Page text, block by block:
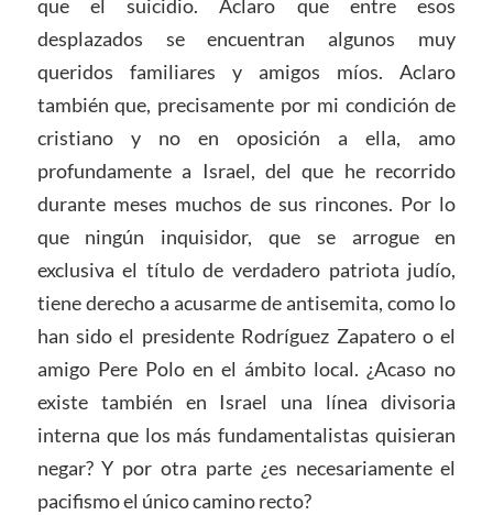
que el suicidio. Aclaro que entre esos
desplazados se encuentran algunos muy
queridos familiares y amigos míos. Aclaro
también que, precisamente por mi condición de
cristiano y no en oposición a ella, amo
profundamente a Israel, del que he recorrido
durante meses muchos de sus rincones. Por lo
que ningún inquisidor, que se arrogue en
exclusiva el título de verdadero patriota judío,
tiene derecho a acusarme de antisemita, como lo
han sido el presidente Rodríguez Zapatero o el
amigo Pere Polo en el ámbito local. ¿Acaso no
existe también en Israel una línea divisoria
interna que los más fundamentalistas quisieran
negar? Y por otra parte ¿es necesariamente el
pacifismo el único camino recto?